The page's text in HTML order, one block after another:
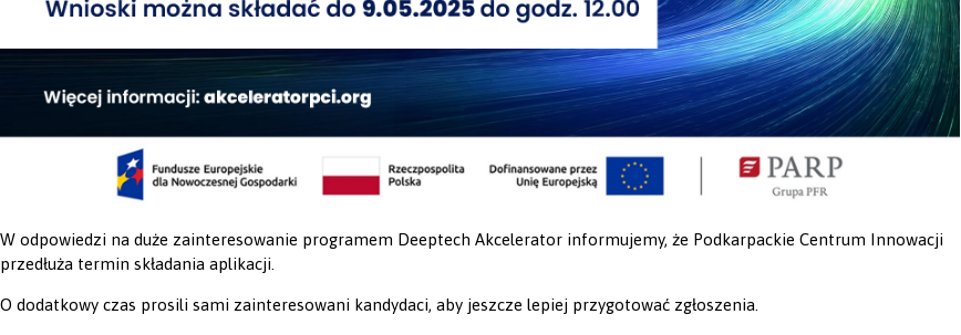
W odpowiedzi na duże zainteresowanie programem Deeptech Akcelerator informujemy, że Podkarpackie Centrum Innowacji
przedłuża termin składania aplikacji.
O dodatkowy czas prosili sami zainteresowani kandydaci, aby jeszcze lepiej przygotować zgłoszenia.